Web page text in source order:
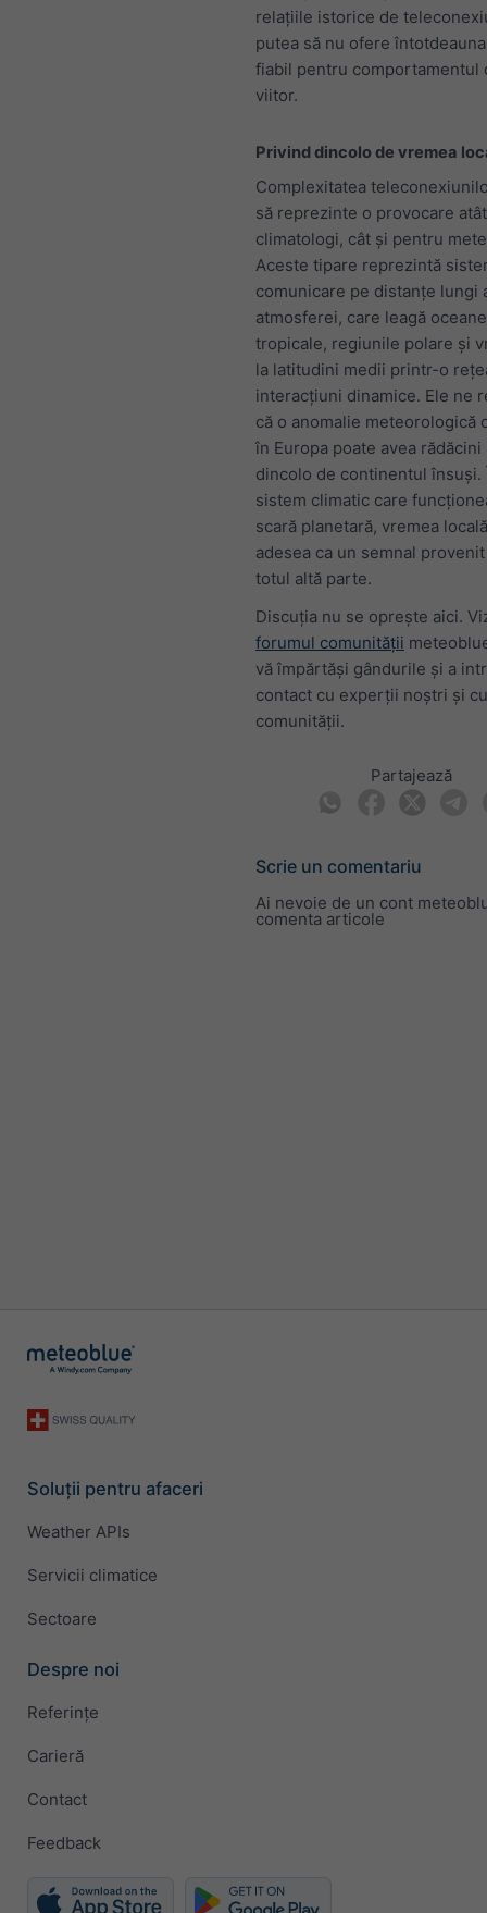
relațiile istorice de
putea să nu ofere
fiabil pentru comportamentul
viitor.
Privind dincolo de vremea
Complexitatea
să reprezinte o provocare
climatologi, cât și pentru
Aceste tipare reprezintă
comunicare pe distanțe lungi
atmosferei, care leagă
tropicale, regiunile polare și
la latitudini medii printr-o
interacțiuni dinamice. Ele ne
că o anomalie meteorologică
în Europa poate avea rădăcini
dincolo de continentul însuși.
sistem climatic care
scară planetară, vremea
adesea ca un semnal
totul altă parte.
Discuția nu se oprește aici.
forumul comunității
vă împărtăși gândurile și a
contact cu experții noștri și
comunității.
Partajează
Scrie un comentariu
Ai nevoie de un cont
comenta articole
Soluții pentru afaceri
Weather APIs
Servicii climatice
Sectoare
Despre noi
Referințe
Carieră
Contact
Feedback